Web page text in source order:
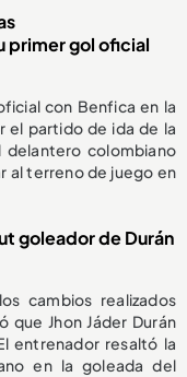
primer gol oficial
con Benfica en la
el partido de ida de la
delantero colombiano
al terreno de juego en
goleador de Durán
cambios realizados
que Jhon Jáder Durán
entrenador resaltó la
en la goleada del